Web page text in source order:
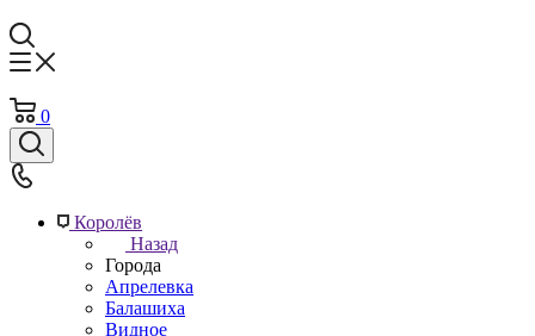
0
Королёв
Назад
Города
Апрелевка
Балашиха
Видное